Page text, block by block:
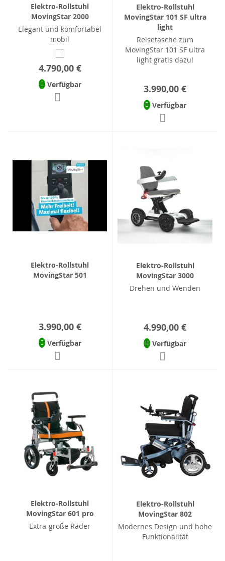
Elektro-Rollstuhl
MovingStar 2000
Elegant und komfortabel
mobil
4.790,00 €
Verfügbar
Elektro-Rollstuhl
MovingStar 101 SF ultra
light
Reisetasche zum
MovingStar 101 SF ultra
light gratis dazu!
3.990,00 €
Verfügbar
Elektro-Rollstuhl
MovingStar 501
3.990,00 €
Verfügbar
Elektro-Rollstuhl
MovingStar 3000
Drehen und Wenden
4.990,00 €
Verfügbar
Elektro-Rollstuhl
MovingStar 601 pro
Extra-große Räder
Elektro-Rollstuhl
MovingStar 802
Modernes Design und hohe
Funktionalität